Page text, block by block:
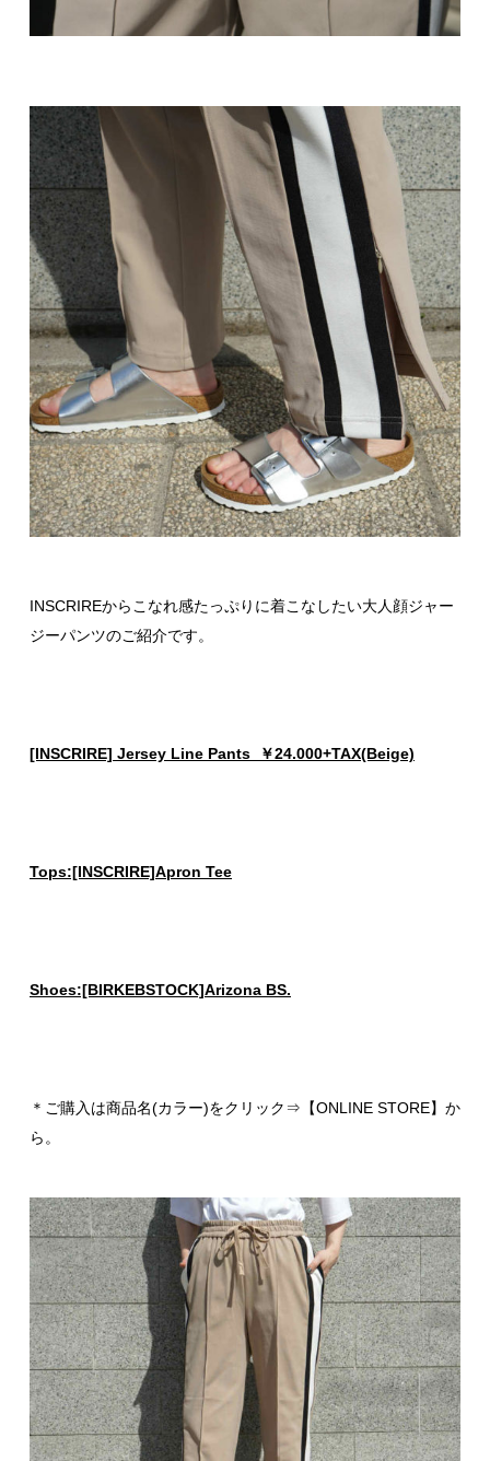
INSCRIREからこなれ感たっぷりに着こなしたい大人顔ジャー
ジーパンツのご紹介です。
[INSCRIRE] Jersey Line Pants ￥24.000+TAX(Beige)
Tops:[INSCRIRE]Apron Tee
Shoes:[BIRKEBSTOCK]Arizona BS.
＊ご購入は商品名(カラー)をクリック⇒【ONLINE STORE】か
ら。